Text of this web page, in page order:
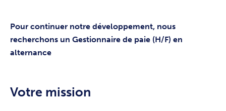
Pour continuer notre développement, nous
recherchons un Gestionnaire de paie (H/F) en
alternance
Votre mission